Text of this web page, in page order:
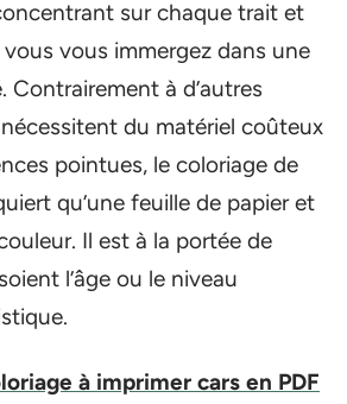
sur chaque trait et
vous immergez dans une
Contrairement à d’autres
du matériel coûteux
pointues, le coloriage de
qu’une feuille de papier et
Il est à la portée de
l’âge ou le niveau
à imprimer cars en PDF